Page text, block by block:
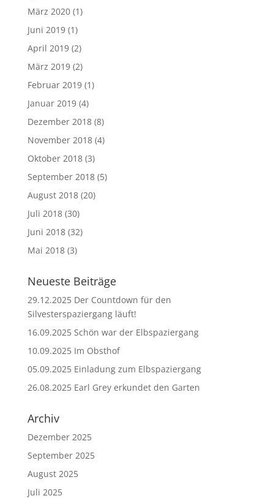
März 2020(1)
Juni 2019(1)
April 2019(2)
März 2019(2)
Februar 2019(1)
Januar 2019(4)
Dezember 2018(8)
November 2018(4)
Oktober 2018(3)
September 2018(5)
August 2018(20)
Juli 2018(30)
Juni 2018(32)
Mai 2018(3)
Neueste Beiträge
29.12.2025 Der Countdown für den
Silvesterspaziergang läuft!
16.09.2025 Schön war der Elbspaziergang
10.09.2025 Im Obsthof
05.09.2025 Einladung zum Elbspaziergang
26.08.2025 Earl Grey erkundet den Garten
Archiv
Dezember 2025
September 2025
August 2025
Juli 2025